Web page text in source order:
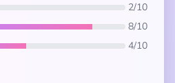
2/10
8/10
4/10